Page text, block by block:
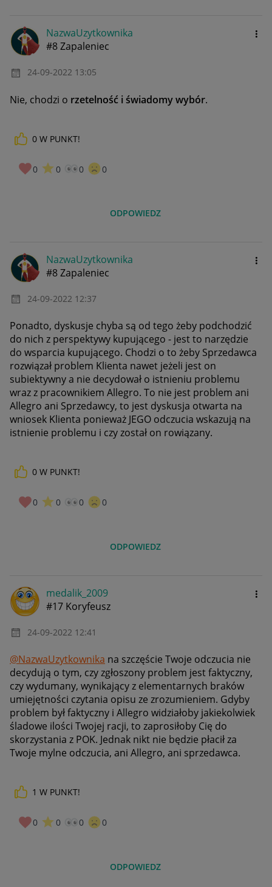
NazwaUzytkownika
#8 Zapaleniec
‎24-09-2022 13:05
Nie, chodzi o rzetelność i świadomy wybór.
0 W PUNKT!
0 0 0 0
ODPOWIEDZ
NazwaUzytkownika
#8 Zapaleniec
‎24-09-2022 12:37
Ponadto, dyskusje chyba są od tego żeby podchodzić
do nich z perspektywy kupującego - jest to narzędzie
do wsparcia kupującego. Chodzi o to żeby Sprzedawca
rozwiązał problem Klienta nawet jeżeli jest on
subiektywny a nie decydował o istnieniu problemu
wraz z pracownikiem Allegro. To nie jest problem ani
Allegro ani Sprzedawcy, to jest dyskusja otwarta na
wniosek Klienta ponieważ JEGO odczucia wskazują na
istnienie problemu i czy został on rowiązany.
0 W PUNKT!
0 0 0 0
ODPOWIEDZ
medalik_2009
#17 Koryfeusz
‎24-09-2022 12:41
@NazwaUzytkownika na szczęście Twoje odczucia nie
decydują o tym, czy zgłoszony problem jest faktyczny,
czy wydumany, wynikający z elementarnych braków
umiejętności czytania opisu ze zrozumieniem. Gdyby
problem był faktyczny i Allegro widziałoby jakiekolwiek
śladowe ilości Twojej racji, to zaprosiłoby Cię do
skorzystania z POK. Jednak nikt nie będzie płacił za
Twoje mylne odczucia, ani Allegro, ani sprzedawca.
1 W PUNKT!
0 0 0 0
ODPOWIEDZ